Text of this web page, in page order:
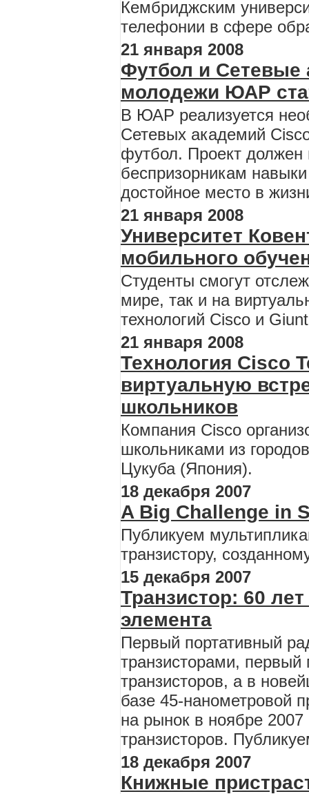
Кембриджским
телефонии в сфере
21 января 2008
Футбол и Сетевые
молодежи ЮАР
В ЮАР реализуется
Сетевых академий
футбол. Проект
беспризорникам
достойное место в
21 января 2008
Университет
мобильного
Студенты смогут
мире, так и на
технологий Cisco и
21 января 2008
Технология Cisco
виртуальную
школьников
Компания Cisco
школьниками из
Цукуба (Япония).
18 декабря 2007
A Big Challenge in
Публикуем
транзистору,
15 декабря 2007
Транзистор: 60
элемента
Первый портативный
транзисторами,
транзисторов, а в
базе 45-нанометровой
на рынок в ноябре
транзисторов.
18 декабря 2007
Книжные